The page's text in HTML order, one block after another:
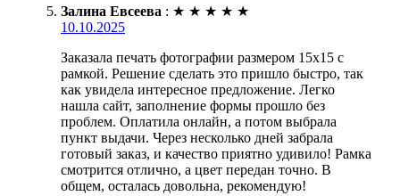
Залина Евсеева : ★ ★ ★ ★ ★
10.10.2025
Заказала печать фотографии размером 15х15 с
рамкой. Решение сделать это пришло быстро, так
как увидела интересное предложение. Легко
нашла сайт, заполнение формы прошло без
проблем. Оплатила онлайн, а потом выбрала
пункт выдачи. Через несколько дней забрала
готовый заказ, и качество приятно удивило! Рамка
смотрится отлично, а цвет передан точно. В
общем, осталась довольна, рекомендую!